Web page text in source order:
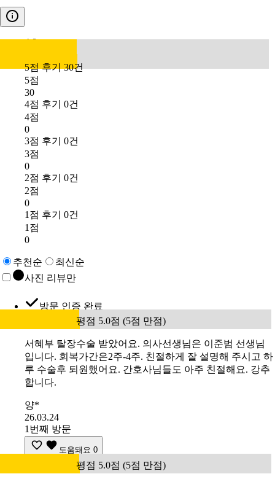
4.8
5점 후기 30건
5점
30
4점 후기 0건
4점
0
3점 후기 0건
3점
0
2점 후기 0건
2점
0
1점 후기 0건
1점
0
추천순
최신순
사진 리뷰만
방문 인증 완료
평점 5.0점 (5점 만점)
서혜부 탈장수술 받았어요. 의사선생님은 이준범 선생님
입니다. 회복가간은2주-4주. 친절하게 잘 설명해 주시고 하
루 수술후 퇴원했어요. 간호사님들도 아주 친절해요. 강추
합니다.
양*
26.03.24
1번째 방문
도움돼요 0
평점 5.0점 (5점 만점)